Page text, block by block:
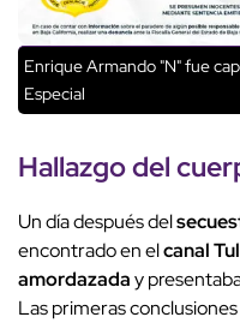
Enrique Armando "N" fue
Especial
Hallazgo del
Un día después del
encontrado en elcanal
amordazaday
Las primeras